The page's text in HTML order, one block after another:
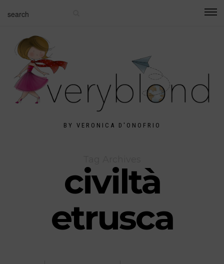
BY VERONICA D'ONOFRIO
civiltà
etrusca